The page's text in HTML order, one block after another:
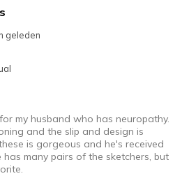
geleden
my husband who has neuropathy.
and the slip and design is
is gorgeous and he's received
has many pairs of the sketchers, but